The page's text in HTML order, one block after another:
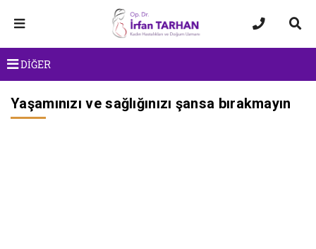
DİĞER
Yaşamınızı ve sağlığınızı şansa bırakmayın